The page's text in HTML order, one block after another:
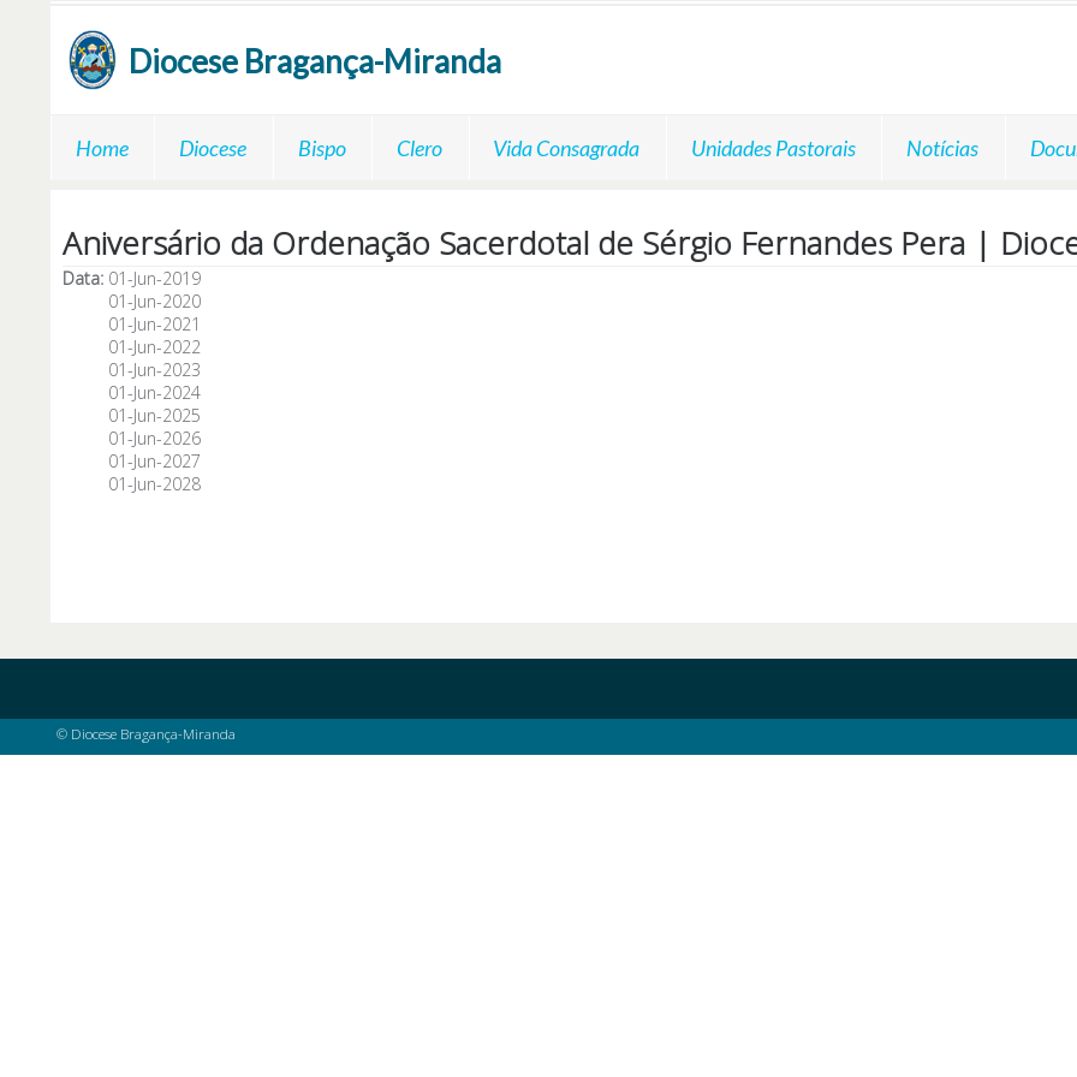
Diocese Bragança-Miranda
Home Diocese Bispo Clero Vida Consagrada Unidades Pastorais Notícias
Aniversário da Ordenação Sacerdotal de Sérgio Fernandes Pera |
Data: 01-Jun-2019
01-Jun-2020
01-Jun-2021
01-Jun-2022
01-Jun-2023
01-Jun-2024
01-Jun-2025
01-Jun-2026
01-Jun-2027
01-Jun-2028
© Diocese Bragança-Miranda